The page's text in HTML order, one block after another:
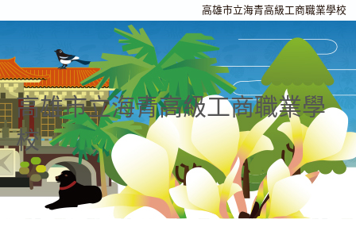
高雄市立海青高級工商職業學校
高雄市立海青高級工商職業學
校